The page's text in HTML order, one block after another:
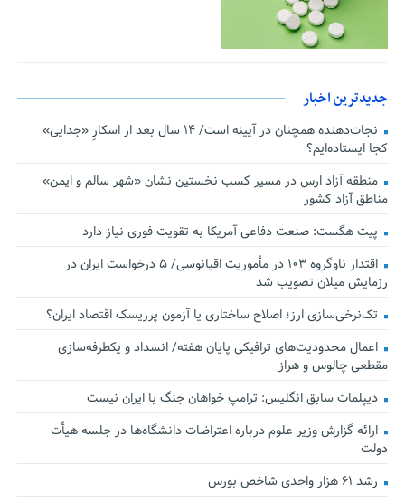
جدیدترین اخبار
نجات‌دهنده‌ همچنان در آیینه است/ ۱۴ سال بعد از اسکارِ «جدایی»
کجا ایستاده‌ایم؟
منطقه آزاد ارس در مسیر کسب نخستین نشان «شهر سالم و ایمن»
مناطق آزاد کشور
پیت هگست: صنعت دفاعی آمریکا به تقویت فوری نیاز دارد
اقتدار ناوگروه ۱۰۳ در مأموریت‌ اقیانوسی/ ۵ درخواست ایران در
رزمایش میلان تصویب شد
تک‌نرخی‌سازی ارز؛ اصلاح ساختاری یا آزمون پرریسک اقتصاد ایران؟
اعمال محدودیت‌های ترافیکی پایان هفته/ انسداد و یکطرفه‌سازی
مقطعی چالوس و هراز
دیپلمات سابق انگلیس:‌ ترامپ خواهان جنگ با ایران نیست
ارائه گزارش وزیر علوم درباره اعتراضات دانشگاه‌ها در جلسه هیأت
دولت
رشد ۶۱ هزار واحدی شاخص بورس